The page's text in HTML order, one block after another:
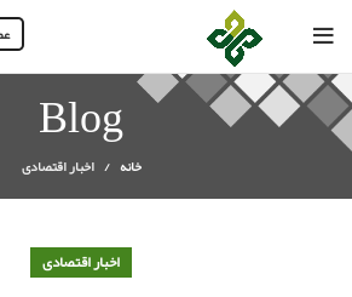
Blog
خانه اخبار اقتصادی
اخبار اقتصادی